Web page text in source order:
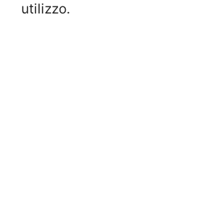
utilizzo.